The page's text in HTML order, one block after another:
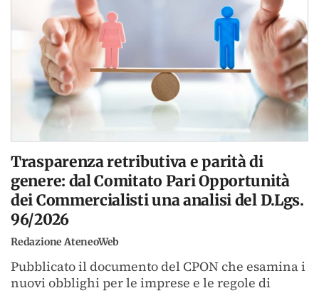
Trasparenza retributiva e parità di
genere: dal Comitato Pari Opportunità
dei Commercialisti una analisi del D.Lgs.
96/2026
Redazione AteneoWeb
Pubblicato il documento del CPON che esamina i
nuovi obblighi per le imprese e le regole di